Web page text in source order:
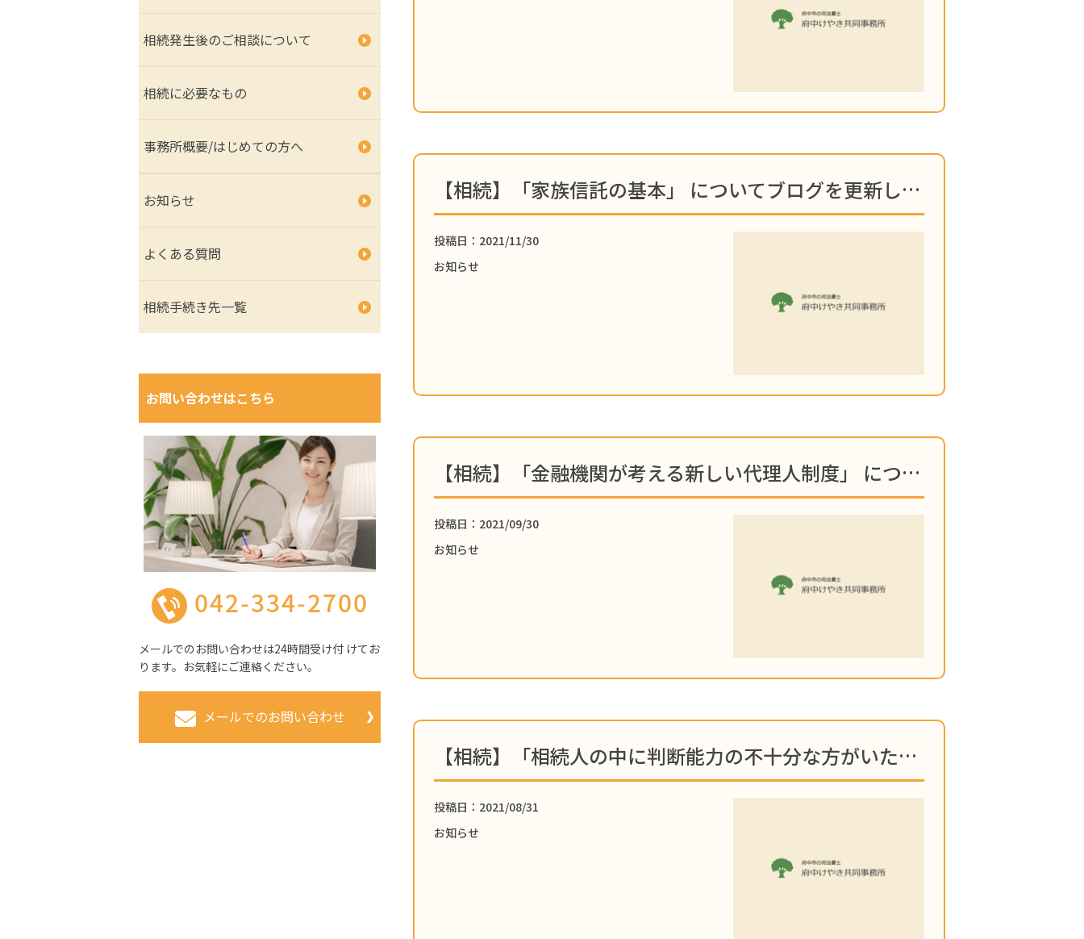
【相続】「家族信託の基本」 についてブログを更新しました！
投稿日：2021/11/30
お知らせ
【相続】「金融機関が考える新しい代理人制度」 についてブログを更新しました！
投稿日：2021/09/30
お知らせ
【相続】「相続人の中に判断能力の不十分な方がいたら？」 についてブログを更新しました！
投稿日：2021/08/31
お知らせ
相続発生後のご相談について
相続に必要なもの
事務所概要/はじめての方へ
お知らせ
よくある質問
相続手続き先一覧
お問い合わせはこちら
042-334-2700
メールでのお問い合わせは24時間受け付 けてお
ります。お気軽にご連絡ください。
メールでのお問い合わせ